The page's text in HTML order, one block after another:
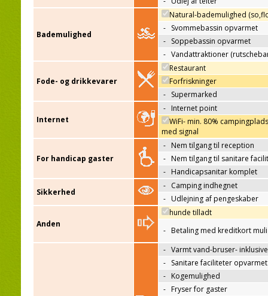
Bademulighed
Natural-bademulighed
- Svommebassin opvarmet
- Soppebassin opvarmet
- Vandattraktioner
Fode- og drikkevarer
Restaurant
Forfriskninger
- Supermarked
Internet
- Internet point
WiFi- min. 80%
med signal
For handicap gaster
- Nem tilgang til reception
- Nem tilgang til sanitare
- Handicapsanitar komplet
Sikkerhed
- Camping indhegnet
- Udlejning af pengeskaber
Anden
hunde tilladt
- Betaling med kreditkort
- Varmt vand-bruser- inklusive
- Sanitare faciliteter opvarmet
- Kogemulighed
- Fryser for gaster